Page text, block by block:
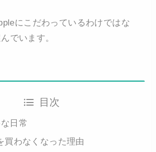
にこだわっているわけではな
でいます。
目次
日常
買わなくなった理由